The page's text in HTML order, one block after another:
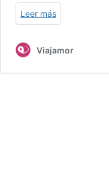
Leer más
Viajamor